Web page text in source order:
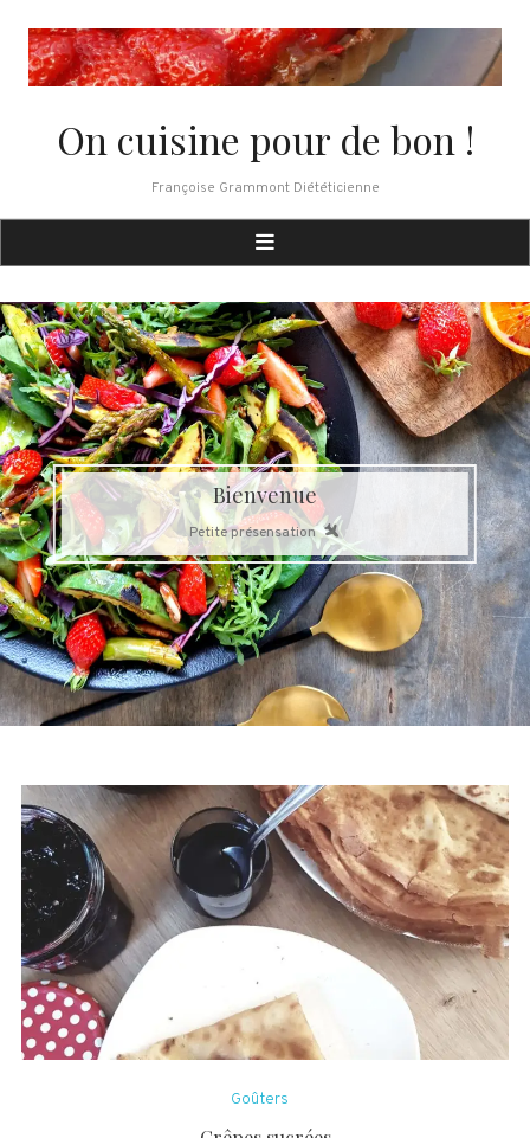
content
On cuisine pour de bon !
Françoise Grammont Diététicienne
Bienvenue
Petite présensation
Goûters